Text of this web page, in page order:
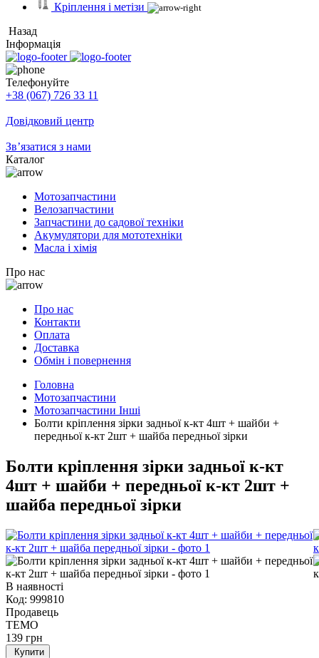
Кріплення і метізи
Назад
Інформація
Телефонуйте
+38 (067) 726 33 11
Довідковий центр
Зв’язатися з нами
Каталог
Мотозапчастини
Велозапчастини
Запчастини до садової техніки
Акумулятори для мототехніки
Масла і хімія
Про нас
Про нас
Контакти
Оплата
Доставка
Обмін і повернення
Головна
Мотозапчастини
Мотозапчастини Інші
Болти кріплення зірки задньої к-кт 4шт + шайби +
передньої к-кт 2шт + шайба передньої зірки
Болти кріплення зірки задньої к-кт
4шт + шайби + передньої к-кт 2шт +
шайба передньої зірки
В наявності
Код: 999810
Продавець
TEMO
139 грн
Купити